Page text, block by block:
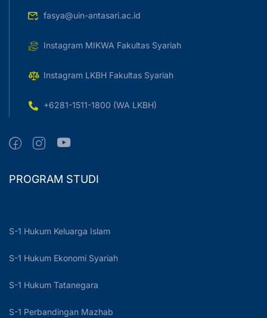
fasya@uin-antasari.ac.id
Instagram MIKWA Fakultas Syariah
Instagram LKBH Fakultas Syariah
+6281-1511-1800 (WA LKBH)
PROGRAM STUDI
S-1 Hukum Keluarga Islam
S-1 Hukum Ekonomi Syariah
S-1 Hukum Tatanegara
S-1 Perbandingan Mazhab